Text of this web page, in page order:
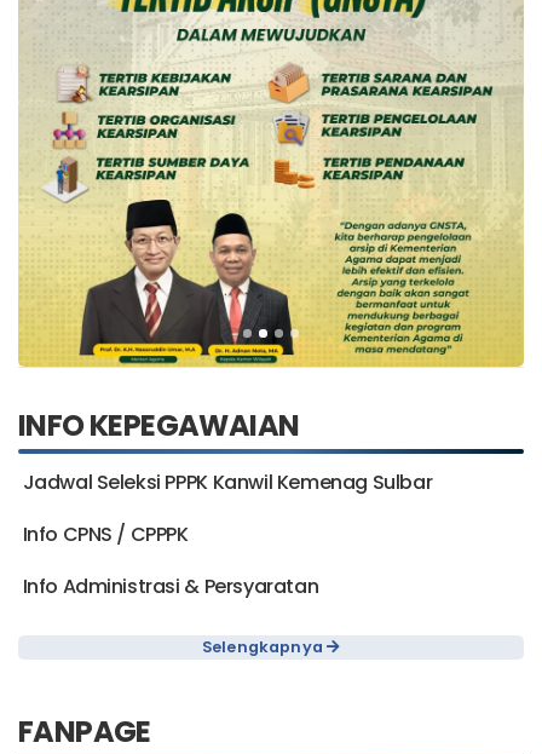
INFO KEPEGAWAIAN
Jadwal Seleksi PPPK Kanwil Kemenag Sulbar
Info CPNS / CPPPK
Info Administrasi & Persyaratan
Selengkapnya
FANPAGE